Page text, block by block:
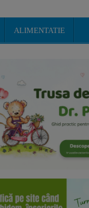
ALIMENTATIE